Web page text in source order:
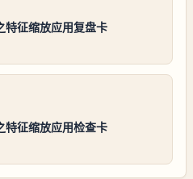
特征缩放应用复盘卡
特征缩放应用检查卡